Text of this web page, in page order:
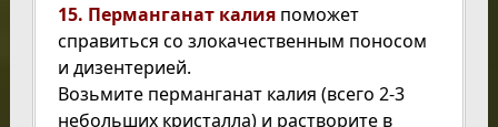
15. Перманганат калия поможет
справиться со злокачественным поносом
и дизентерией.
Возьмите перманганат калия (всего 2-3
небольших кристалла) и растворите в